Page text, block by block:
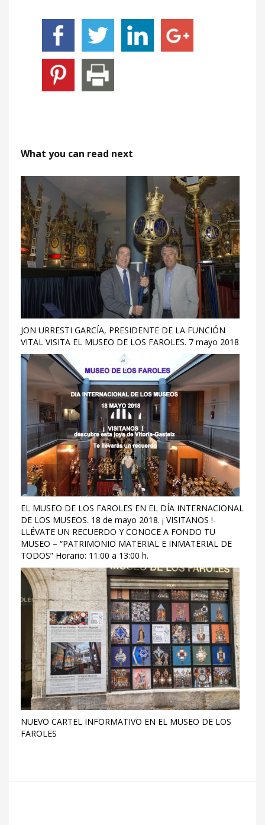
What you can read next
JON URRESTI GARCÍA, PRESIDENTE DE LA FUNCIÓN
VITAL VISITA EL MUSEO DE LOS FAROLES. 7 mayo 2018
EL MUSEO DE LOS FAROLES EN EL DÍA INTERNACIONAL
DE LOS MUSEOS. 18 de mayo 2018. ¡ VISITANOS !-
LLÉVATE UN RECUERDO Y CONOCE A FONDO TU
MUSEO – “PATRIMONIO MATERIAL E INMATERIAL DE
TODOS” Horario: 11:00 a 13:00 h.
NUEVO CARTEL INFORMATIVO EN EL MUSEO DE LOS
FAROLES